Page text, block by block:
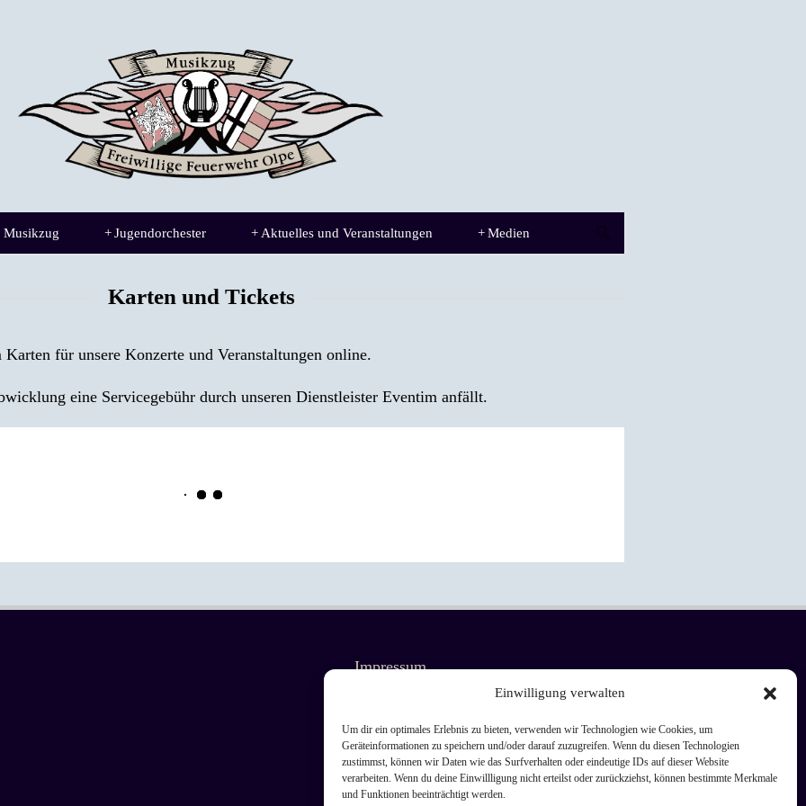
Einwilligung verwalten
Um dir ein optimales Erlebnis zu bieten, verwenden wir Technologien wie Cookies, um
Geräteinformationen zu speichern und/oder darauf zuzugreifen. Wenn du diesen Technologien
zustimmst, können wir Daten wie das Surfverhalten oder eindeutige IDs auf dieser Website
verarbeiten. Wenn du deine Einwillligung nicht erteilst oder zurückziehst, können bestimmte Merkmale
und Funktionen beeinträchtigt werden.
Musikzug Jugendorchester
+ Aktuelles und Veranstaltungen
+ Medien
+
Karten und Tickets
für unsere Konzerte und Veranstaltungen online.
eine Servicegebühr durch unseren Dienstleister Eventim anfällt.
Impressum
Cookie Richtlinie (EU)